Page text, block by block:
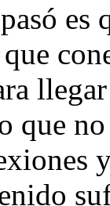
es
que